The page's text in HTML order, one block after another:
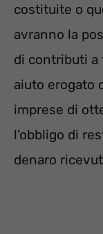
costituite o
avranno la
di contributi a
aiuto erogato
imprese di
l’obbligo di
denaro